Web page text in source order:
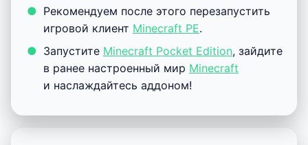
Рекомендуем после этого перезапустить
игровой клиент Minecraft PE.
Запустите Minecraft Pocket Edition, зайдите
в ранее настроенный мир Minecraft
и наслаждайтесь аддоном!